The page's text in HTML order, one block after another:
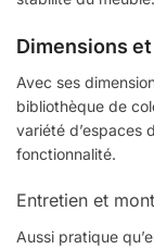
Dimensions
Avec ses
bibliothèque de
variété d’espaces
fonctionnalité.
Entretien et
Aussi pratique